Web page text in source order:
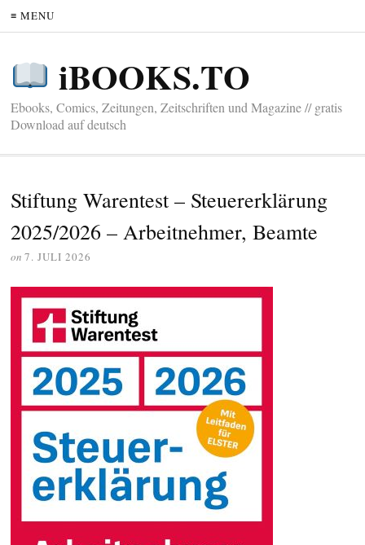
≡ MENU
iBOOKS.TO
Ebooks, Comics, Zeitungen, Zeitschriften und Magazine // gratis
Download auf deutsch
Stiftung Warentest – Steuererklärung
2025/2026 – Arbeitnehmer, Beamte
on 7. JULI 2026